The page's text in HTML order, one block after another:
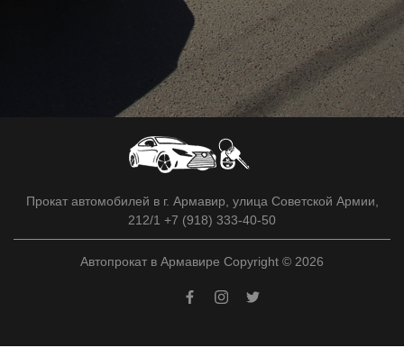
Прокат автомобилей в г. Армавир, улица Советской Армии,
212/1 +7 (918) 333-40-50
Автопрокат в Армавире Copyright © 2026